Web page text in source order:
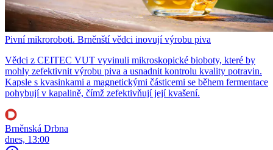
Pivní mikroroboti. Brněnští vědci inovují výrobu piva
Vědci z CEITEC VUT vyvinuli mikroskopické bioboty, které by
mohly zefektivnit výrobu piva a usnadnit kontrolu kvality potravin.
Kapsle s kvasinkami a magnetickými částicemi se během fermentace
pohybují v kapalině, čímž zefektivňují její kvašení.
Brněnská Drbna
dnes, 13:00